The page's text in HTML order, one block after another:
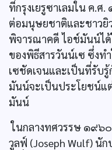
ที่กรุงเยรูซาเลมใน ค.
ต่อมนุษยชาติและชาวยิ
พิจารณาคดี ไอช์มันน์ได้
ของพิธีสารวันน์เซ ซึ่งท
เซชัดเจนและเป็นที่รับ
มันน์จะเป็นประโยชน์แ
มันน์
ในกลางทศวรรษ ๑๙๖
วูลฟ์ (Joseph Wulf) นั